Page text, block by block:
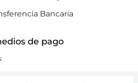
Bancaria
de pago